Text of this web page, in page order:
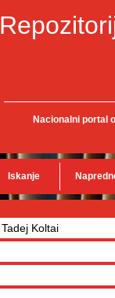
Nacionalni portal
Iskanje